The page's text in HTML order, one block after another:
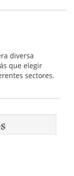
diversa
que elegir
sectores.